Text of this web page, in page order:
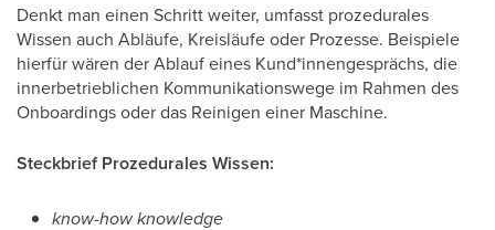
Denkt man einen Schritt weiter, umfasst prozedurales
Wissen auch Abläufe, Kreisläufe oder Prozesse. Beispiele
hierfür wären der Ablauf eines Kund*innengesprächs, die
innerbetrieblichen Kommunikationswege im Rahmen des
Onboardings oder das Reinigen einer Maschine.
Steckbrief Prozedurales Wissen:
know-how knowledge